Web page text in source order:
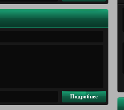
Подробнее